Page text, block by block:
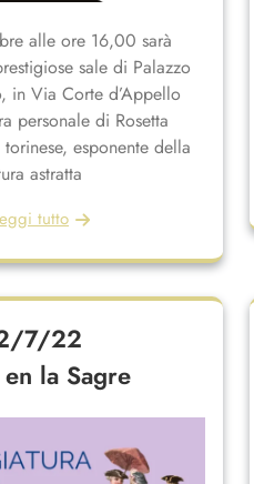
alle ore 16,00 sarà
sale di Palazzo
in Via Corte d’Appello
personale di Rosetta
esponente della
astratta
tutto
7/22
la Sagre